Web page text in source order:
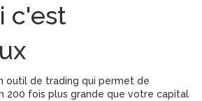
c'est
outil de trading qui permet de
200 fois plus grande que votre capital